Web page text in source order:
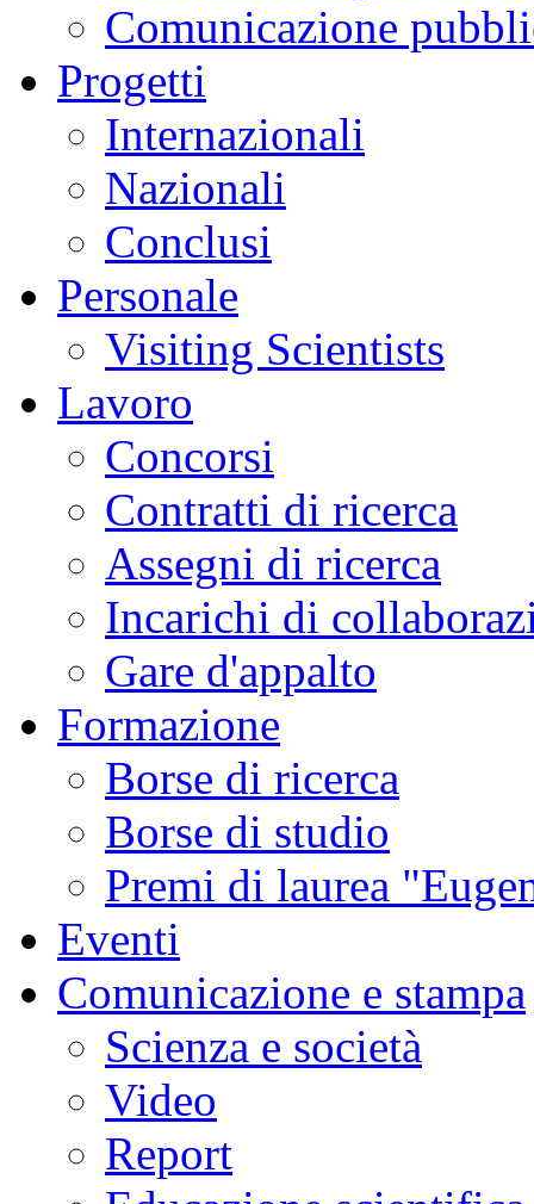
Comunicazione
Progetti
Internazionali
Nazionali
Conclusi
Personale
Visiting Scientists
Lavoro
Concorsi
Contratti di ricerca
Assegni di ricerca
Incarichi di
Gare d'appalto
Formazione
Borse di ricerca
Borse di studio
Premi di laurea
Eventi
Comunicazione e stampa
Scienza e società
Video
Report